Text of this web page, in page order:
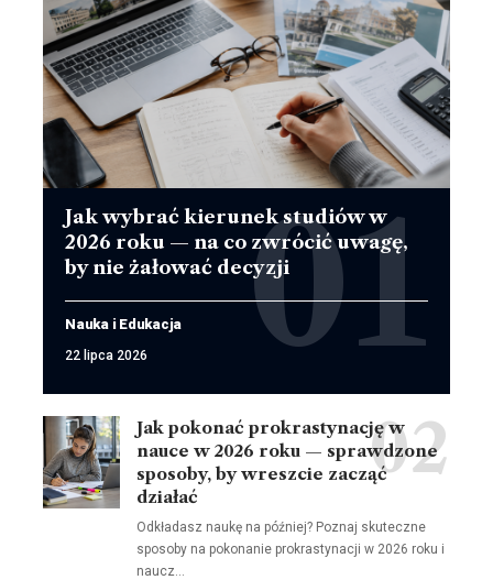
Jak wybrać kierunek studiów w
2026 roku — na co zwrócić uwagę,
by nie żałować decyzji
Nauka i Edukacja
22 lipca 2026
Jak pokonać prokrastynację w
nauce w 2026 roku — sprawdzone
sposoby, by wreszcie zacząć
działać
Odkładasz naukę na później? Poznaj skuteczne
sposoby na pokonanie prokrastynacji w 2026 roku i
naucz…